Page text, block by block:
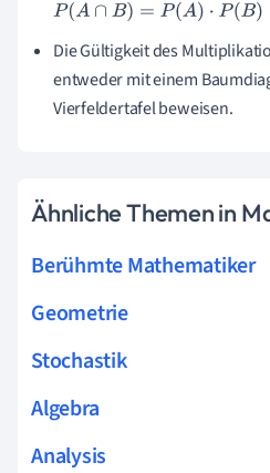
P(A∩B)= P(A ·P( B)
Die Gültigkeit des
entweder mit einem
Vierfeldertafel beweisen.
Ähnliche Themen in
Berühmte Mathematiker
Geometrie
Stochastik
Algebra
Analysis